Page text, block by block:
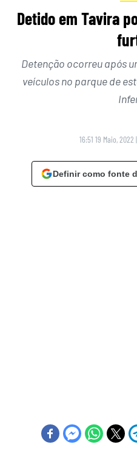
Detido em Tavira
Detenção ocorreu após
veículos no parque de
16:51 19 Maio, 2022 |
Definir como fonte